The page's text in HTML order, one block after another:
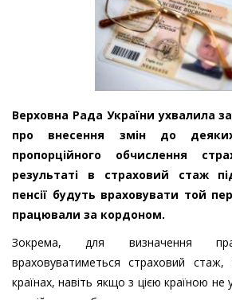
Верховна Рада України ухвалила
про внесення змін до
пропорційного обчислення
результаті в страховий стаж
пенсії будуть враховувати той
працювали за кордоном.
Зокрема, для визначення
враховуватиметься страховий
країнах, навіть якщо з цією країною